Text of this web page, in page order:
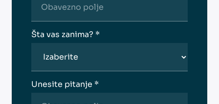
Šta vas zanima? *
Unesite pitanje *